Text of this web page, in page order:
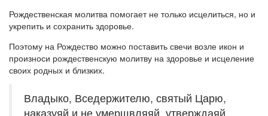
Рождественская молитва помогает не только исцелиться, но и
укрепить и сохранить здоровье.
Поэтому на Рождество можно поставить свечи возле икон и
произноси рождественскую молитву на здоровье и исцеление
своих родных и близких.
Владыко, Вседержителю, святый Царю,
наказуяй и не умерщвляяй, утверждаяй